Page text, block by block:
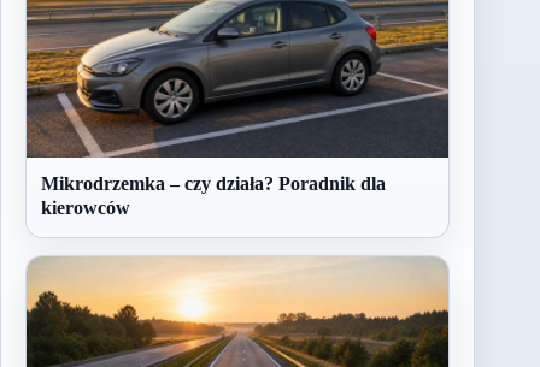
Mikrodrzemka – czy działa? Poradnik dla
kierowców